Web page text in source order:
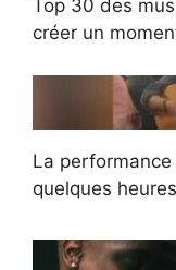
Top 30 des
créer un
La
quelques